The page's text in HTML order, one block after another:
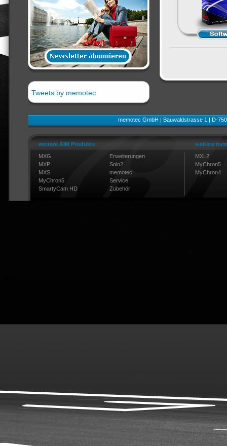
Tweets by memotec
memotec GmbH | Bauwaldstrasse 1 | D-
weitere AIM Produkte
MXG
Erweiterungen
MXP
Solo2
MXS
memotec
MyChron5
Service
SmartyCam HD
Zubehör
weitere
MXL2
MyChron5
MyChron4